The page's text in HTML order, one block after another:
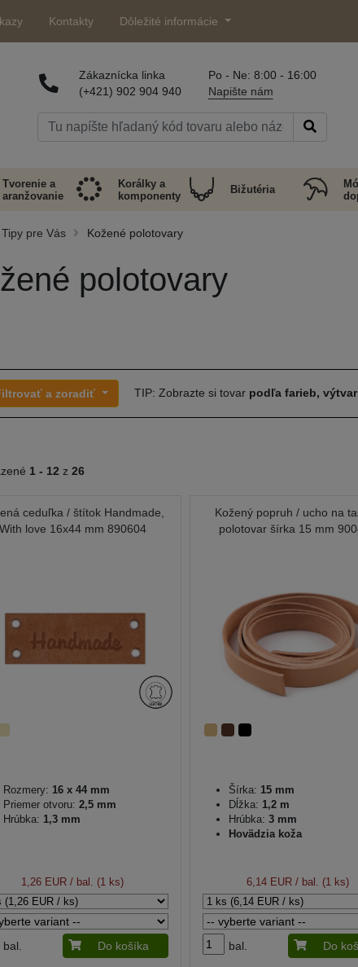
Kontakty Dôležité informácie
Zákaznícka linka
(+421) 902 904 940
Po - Ne: 8:00 - 16:00
Napište nám
Tvorenie a
aranžovanie
Korálky a
komponenty
Bižutéria
Tipy pre Vás Kožené polotovary
polotovary
a zoradiť TIP: Zobrazte si tovar podľa farieb,
1 - 12 z 26
ceduľka / štítok Handmade,
love 16x44 mm 890604
Rozmery: 16 x 44 mm
Priemer otvoru: 2,5 mm
Hrúbka: 1,3 mm
1,26 EUR / bal. (1 ks)
bal. Do košíka
Kožený popruh / ucho na
polotovar šírka 15 mm
Šírka: 15 mm
Dĺžka: 1,2 m
Hrúbka: 3 mm
Hovädzia koža
6,14 EUR / bal. (1 ks)
bal. Do